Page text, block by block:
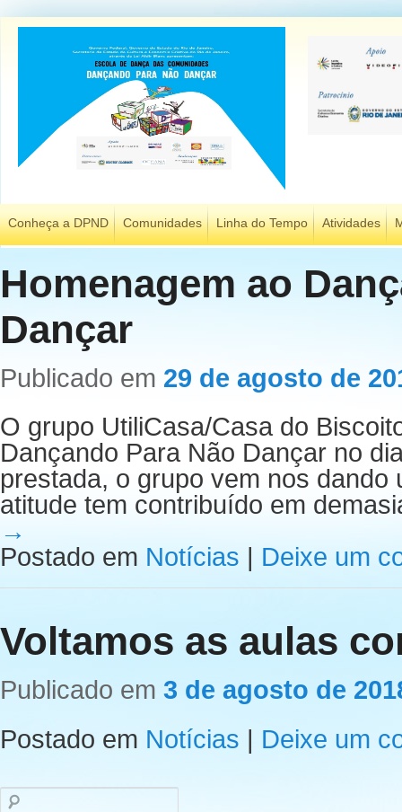
Conheça a DPND Comunidades Linha do Tempo Atividades
Homenagem ao
Dançar
Publicado em 29 de agosto de
O grupo UtiliCasa/Casa do
Dançando Para Não Dançar no
prestada, o grupo vem nos
atitude tem contribuído em
→
Postado em Notícias | Deixe um
Voltamos as aulas
Publicado em 3 de agosto de
Postado em Notícias | Deixe um
Pesquisar
por: